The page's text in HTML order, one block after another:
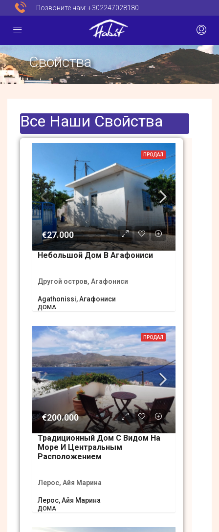
Позвоните нам: +302247028180
Свойства
Все Наши Свойства
ПРОДАЛ
€27.000
Небольшой Дом В Агафониси
Другой остров, Агафониси
Agathonissi, Агафониси
ДОМА
ПРОДАЛ
€200.000
Традиционный Дом С Видом На
Море И Центральным
Расположением
Лерос, Айя Марина
Лерос, Айя Марина
ДОМА